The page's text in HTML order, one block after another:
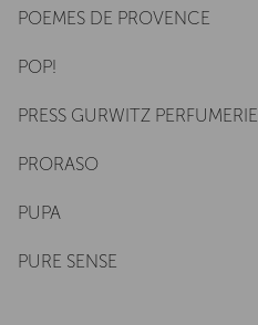
POEMES DE PROVENCE
POP!
PRESS GURWITZ PERFUMERIE
PRORASO
PUPA
PURE SENSE